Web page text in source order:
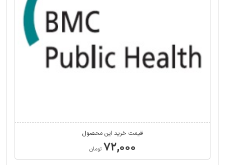
قیمت خرید این محصول
۷۲,۰۰۰ تومان